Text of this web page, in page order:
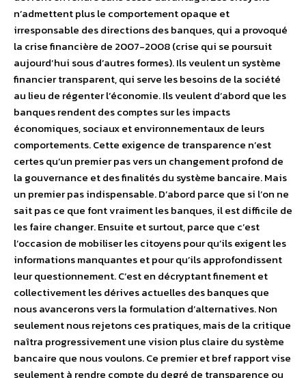
n’admettent plus le comportement opaque et
irresponsable des directions des banques, qui a provoqué
la crise financière de 2007-2008 (crise qui se poursuit
aujourd’hui sous d’autres formes). Ils veulent un système
financier transparent, qui serve les besoins de la société
au lieu de régenter l’économie. Ils veulent d’abord que les
banques rendent des comptes sur les impacts
économiques, sociaux et environnementaux de leurs
comportements. Cette exigence de transparence n’est
certes qu’un premier pas vers un changement profond de
la gouvernance et des finalités du système bancaire. Mais
un premier pas indispensable. D’abord parce que si l’on ne
sait pas ce que font vraiment les banques, il est difficile de
les faire changer. Ensuite et surtout, parce que c’est
l’occasion de mobiliser les citoyens pour qu’ils exigent les
informations manquantes et pour qu’ils approfondissent
leur questionnement. C’est en décryptant finement et
collectivement les dérives actuelles des banques que
nous avancerons vers la formulation d’alternatives. Non
seulement nous rejetons ces pratiques, mais de la critique
naîtra progressivement une vision plus claire du système
bancaire que nous voulons. Ce premier et bref rapport vise
seulement à rendre compte du degré de transparence ou